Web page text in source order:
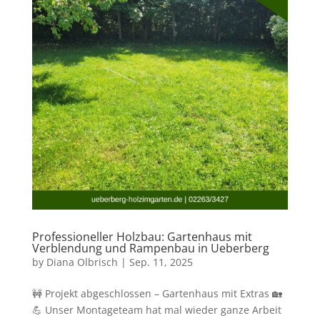
Professioneller Holzbau: Gartenhaus mit
Verblendung und Rampenbau in Ueberberg
by Diana Olbrisch | Sep. 11, 2025
🚧 Projekt abgeschlossen – Gartenhaus mit Extras 🏡
💪 Unser Montageteam hat mal wieder ganze Arbeit